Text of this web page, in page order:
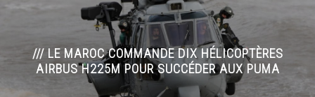
/// LE MAROC COMMANDE DIX HÉLICOPTÈRES
AIRBUS H225M POUR SUCCÉDER AUX PUMA